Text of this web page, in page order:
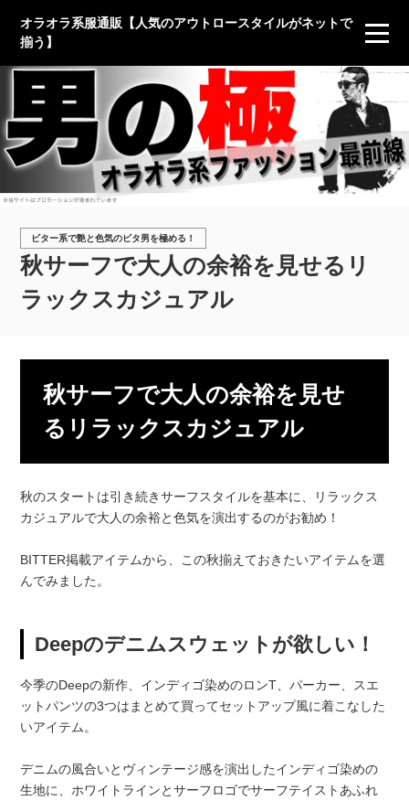
オラオラ系服通販【人気のアウトロースタイルがネットで
揃う】
秋サーフで大人の余裕を見せるリ
ラックスカジュアル
ビター系で艶と色気のビタ男を極める！
秋サーフで大人の余裕を見せ
るリラックスカジュアル
秋のスタートは引き続きサーフスタイルを基本に、リラックス
カジュアルで大人の余裕と色気を演出するのがお勧め！
BITTER掲載アイテムから、この秋揃えておきたいアイテムを選
んでみました。
Deepのデニムスウェットが欲しい！
今季のDeepの新作、インディゴ染めのロンT、パーカー、スエ
ットパンツの3つはまとめて買ってセットアップ風に着こなした
いアイテム。
デニムの風合いとヴィンテージ感を演出したインディゴ染めの
生地に、ホワイトラインとサーフロゴでサーフテイストあふれ